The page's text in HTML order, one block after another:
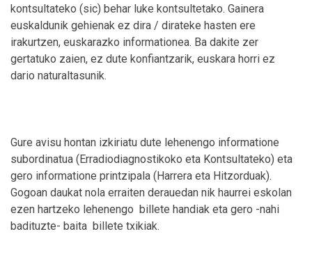
kontsultateko (sic) behar luke kontsultetako. Gainera
euskaldunik gehienak ez dira / dirateke hasten ere
irakurtzen, euskarazko informationea. Ba dakite zer
gertatuko zaien, ez dute konfiantzarik, euskara horri ez
dario naturaltasunik.
Gure avisu hontan izkiriatu dute lehenengo informatione
subordinatua (Erradiodiagnostikoko eta Kontsultateko) eta
gero informatione printzipala (Harrera eta Hitzorduak).
Gogoan daukat nola erraiten derauedan nik haurrei eskolan
ezen hartzeko lehenengo  billete handiak eta gero -nahi
badituzte- baita  billete txikiak.